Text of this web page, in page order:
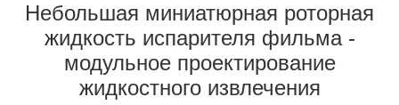
ПРОВЕРКА
КАЧЕСТВА
Небольшая миниатюрная роторная
жидкость испарителя фильма -
модульное проектирование
жидкостного извлечения